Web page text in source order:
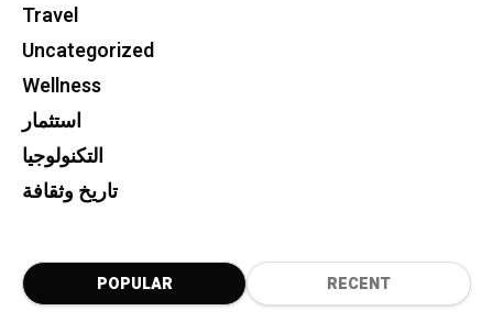
Travel
Uncategorized
Wellness
استثمار
التكنولوجيا
تاريخ وثقافة
POPULAR RECENT